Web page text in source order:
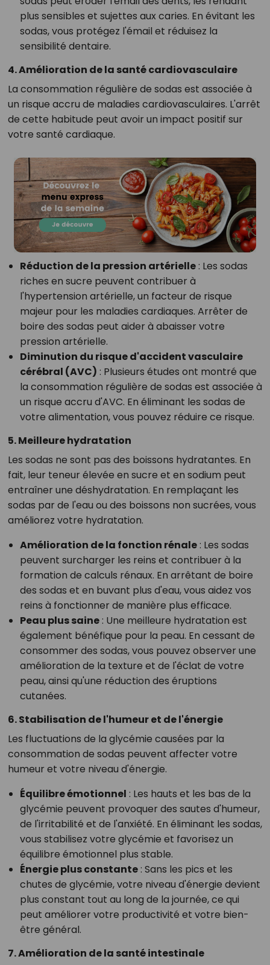
plus sensibles et sujettes aux caries. En évitant les
sodas, vous protégez l'émail et réduisez la
sensibilité dentaire.
4. Amélioration de la santé cardiovasculaire
La consommation régulière de sodas est associée à
un risque accru de maladies cardiovasculaires. L'arrêt
de cette habitude peut avoir un impact positif sur
votre santé cardiaque.
Réduction de la pression artérielle: Les sodas
riches en sucre peuvent contribuer à
l'hypertension artérielle, un facteur de risque
majeur pour les maladies cardiaques. Arrêter de
boire des sodas peut aider à abaisser votre
pression artérielle.
Diminution du risque d'accident vasculaire
cérébral (AVC) : Plusieurs études ont montré que
la consommation régulière de sodas est associée à
un risque accru d'AVC. En éliminant les sodas de
votre alimentation, vous pouvez réduire ce risque.
5. Meilleure hydratation
Les sodas ne sont pas des boissons hydratantes. En
fait, leur teneur élevée en sucre et en sodium peut
entraîner une déshydratation. En remplaçant les
sodas par de l'eau ou des boissons non sucrées, vous
améliorez votre hydratation.
Amélioration de la fonction rénale: Les sodas
peuvent surcharger les reins et contribuer à la
formation de calculs rénaux. En arrêtant de boire
des sodas et en buvant plus d'eau, vous aidez vos
reins à fonctionner de manière plus efficace.
Peau plus saine: Une meilleure hydratation est
également bénéfique pour la peau. En cessant de
consommer des sodas, vous pouvez observer une
amélioration de la texture et de l'éclat de votre
peau, ainsi qu'une réduction des éruptions
cutanées.
6. Stabilisation de l'humeur et de l'énergie
Les fluctuations de la glycémie causées par la
consommation de sodas peuvent affecter votre
humeur et votre niveau d'énergie.
Équilibre émotionnel : Les hauts et les bas de la
glycémie peuvent provoquer des sautes d'humeur,
de l'irritabilité et de l'anxiété. En éliminant les sodas,
vous stabilisez votre glycémie et favorisez un
équilibre émotionnel plus stable.
Énergie plus constante: Sans les pics et les
chutes de glycémie, votre niveau d'énergie devient
plus constant tout au long de la journée, ce qui
peut améliorer votre productivité et votre bien-
être général.
7. Amélioration de la santé intestinale